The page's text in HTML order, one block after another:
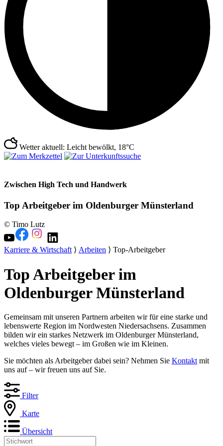
Wetter aktuell: Leicht bewölkt, 18°C
Zwischen High Tech und Handwerk
Top Arbeitgeber im Oldenburger Münsterland
© Timo Lutz
Karriere & Wirtschaft⟩ Arbeiten ⟩ Top-Arbeitgeber
Top Arbeitgeber im
Oldenburger Münsterland
Gemeinsam mit unseren Partnern arbeiten wir für eine starke und
lebenswerte Region im Nordwesten Niedersachsens. Zusammen
bilden wir ein starkes Netzwerk im Oldenburger Münsterland,
welches vieles bewegt – im Großen wie im Kleinen.
Sie möchten als Arbeitgeber dabei sein? Nehmen Sie Kontakt mit
uns auf – wir freuen uns auf Sie.
Filter
Karte
Übersicht